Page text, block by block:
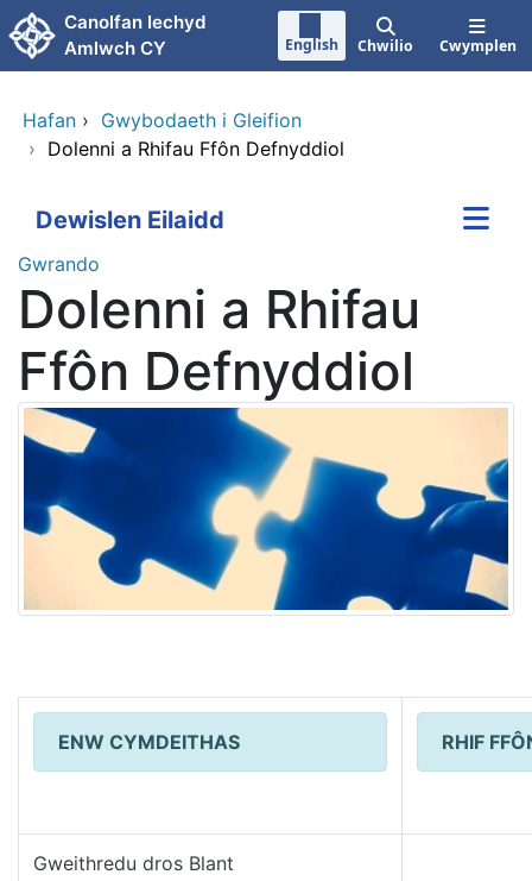
Neidio i'r prif gynnwy
Canolfan Iechyd
Amlwch CY
English Chwilio Cwymplen
Hafan › Gwybodaeth i Gleifion
› Dolenni a Rhifau Ffôn Defnyddiol
Dewislen Eilaidd
Gwrando
Dolenni a Rhifau
Ffôn Defnyddiol
ENW CYMDEITHAS RHIF
Gweithredu dros Blant